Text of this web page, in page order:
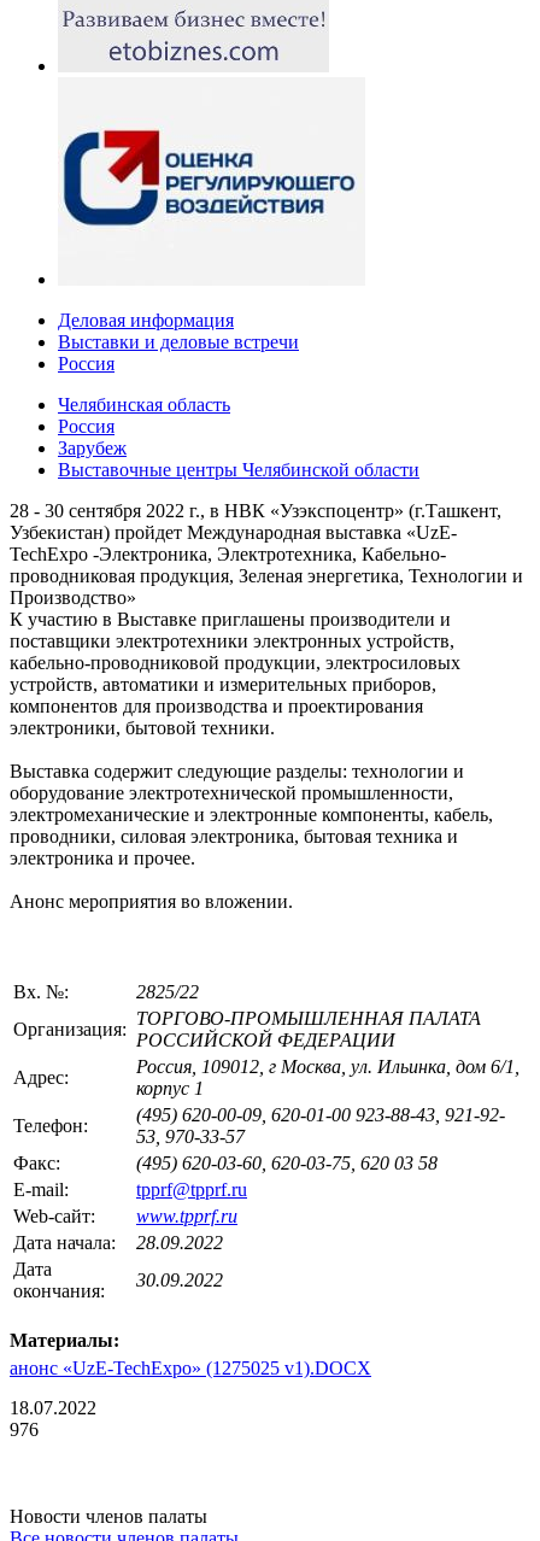
Деловая информация
Выставки и деловые встречи
Россия
Челябинская область
Россия
Зарубеж
Выставочные центры Челябинской области
28 - 30 сентября 2022 г., в НВК «Узэкспоцентр» (г.Ташкент,
Узбекистан) пройдет Международная выставка «UzE-
TechExpo -Электроника, Электротехника, Кабельно-
проводниковая продукция, Зеленая энергетика, Технологии и
Производство»
К участию в Выставке приглашены производители и
поставщики электротехники электронных устройств,
кабельно-проводниковой продукции, электросиловых
устройств, автоматики и измерительных приборов,
компонентов для производства и проектирования
электроники, бытовой техники.
Выставка содержит следующие разделы: технологии и
оборудование электротехнической промышленности,
электромеханические и электронные компоненты, кабель,
проводники, силовая электроника, бытовая техника и
электроника и прочее.
Анонс мероприятия во вложении.
Вх. №:
2825/22
Организация:
ТОРГОВО-ПРОМЫШЛЕННАЯ ПАЛАТА
РОССИЙСКОЙ ФЕДЕРАЦИИ
Адрес:
Россия, 109012, г Москва, ул. Ильинка, дом 6/1,
корпус 1
Телефон:
(495) 620-00-09, 620-01-00 923-88-43, 921-92-
53, 970-33-57
Факс:
(495) 620-03-60, 620-03-75, 620 03 58
E-mail:
tpprf@tpprf.ru
Web-сайт:
www.tpprf.ru
Дата начала:
28.09.2022
Дата
окончания:
30.09.2022
Материалы:
анонс «UzE-TechExpo» (1275025 v1).DOCX
18.07.2022
976
Новости членов палаты